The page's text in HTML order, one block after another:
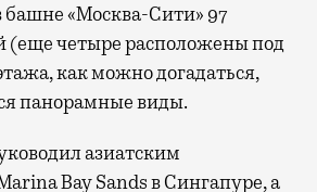
башне «Москва-Сити» 97
(еще четыре расположены под
как можно догадаться,
панорамные виды.
азиатским
Bay Sands в Сингапуре, а